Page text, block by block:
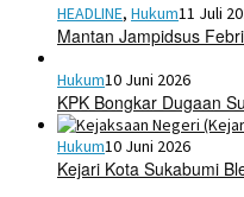
HEADLINE, Hukum11 Juli
Mantan Jampidsus
Hukum10 Juni 2026
KPK Bongkar Dugaan
Hukum10 Juni 2026
Kejari Kota Sukabumi